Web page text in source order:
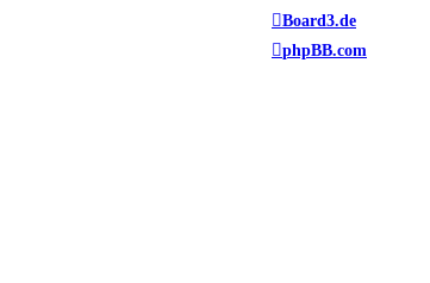
Board3.de
phpBB.com